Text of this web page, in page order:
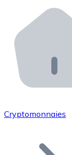
Intégrez
API Bitnovo
Intégrez
Rejoignez
Ajoutez le
Cryptomonnaies